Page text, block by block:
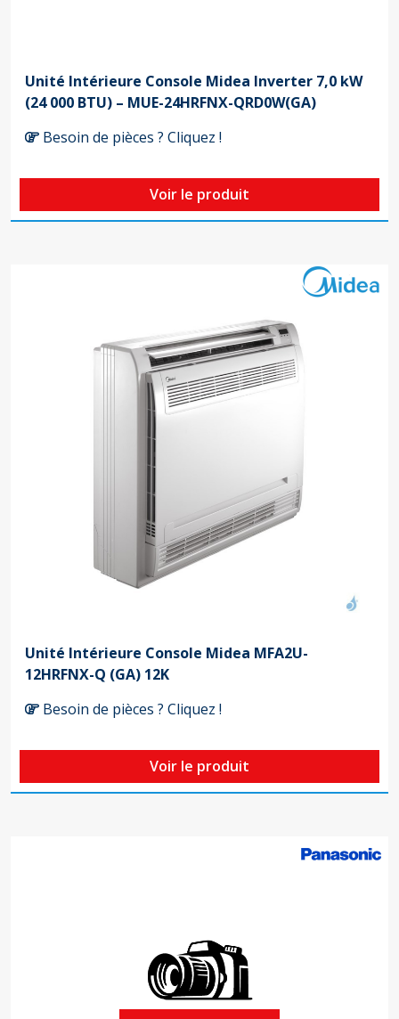
Unité Intérieure Console Midea Inverter 7,0 kW
(24 000 BTU) – MUE-24HRFNX-QRD0W(GA)
Besoin de pièces ? Cliquez !
Voir le produit
Unité Intérieure Console Midea MFA2U-
12HRFNX-Q (GA) 12K
Besoin de pièces ? Cliquez !
Voir le produit